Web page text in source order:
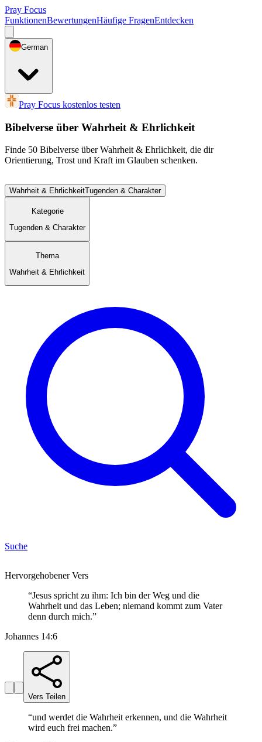
Pray Focus
FunktionenBewertungenHäufige FragenEntdecken
German
Pray Focus kostenlos testen
Bibelverse über Wahrheit & Ehrlichkeit
Finde 50 Bibelverse über Wahrheit & Ehrlichkeit, die dir
Orientierung, Trost und Kraft im Glauben schenken.
Wahrheit & EhrlichkeitTugenden & Charakter
Kategorie
Tugenden & Charakter
Thema
Wahrheit & Ehrlichkeit
Suche
Hervorgehobener Vers
“Jesus spricht zu ihm: Ich bin der Weg und die
Wahrheit und das Leben; niemand kommt zum Vater
denn durch mich.”
Johannes 14:6
Vers Teilen
“und werdet die Wahrheit erkennen, und die Wahrheit
wird euch frei machen.”